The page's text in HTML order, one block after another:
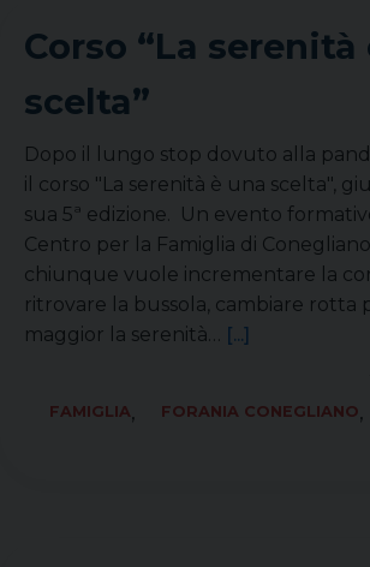
Corso “La serenità
scelta”
Dopo il lungo stop dovuto alla
il corso "La serenità è una scelta",
sua 5ª edizione. Un evento
Centro per la Famiglia di
chiunque vuole incrementare la
ritrovare la bussola, cambiare rotta
maggior la serenità… [...]
FAMIGLIA, FORANIA CONEGLIANO,